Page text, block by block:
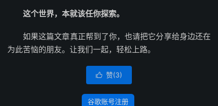
这个世界，本就该任你探索。
如果这篇文章真正帮到了你，也请把它分享给身边还在
为此苦恼的朋友。让我们一起，轻松上路。
 赞(3)
谷歌账号注册